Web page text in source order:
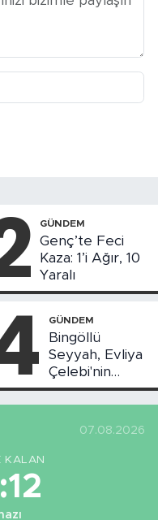
GÜNDEM
Genç’te Feci
Kaza: 1’i Ağır, 10
Yaralı
GÜNDEM
Bingöllü
Seyyah, Evliya
Çelebi'nin
Bahsettiği
Bingöl'deki O
07.08.2026
KALAN